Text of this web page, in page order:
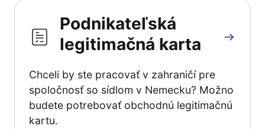
Podnikateľská
legitimačná karta
Chceli by ste pracovať v zahraničí pre
spoločnosť so sídlom v Nemecku? Možno
budete potrebovať obchodnú legitimačnú
kartu.